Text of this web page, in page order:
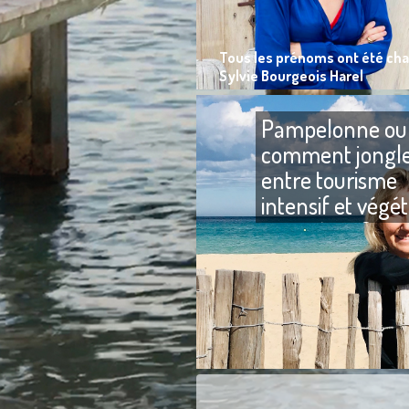
Tous les prénoms ont été
Sylvie Bourgeois Harel
Pampelonne ou
comment
entre tourisme
intensif et
à protéger ?